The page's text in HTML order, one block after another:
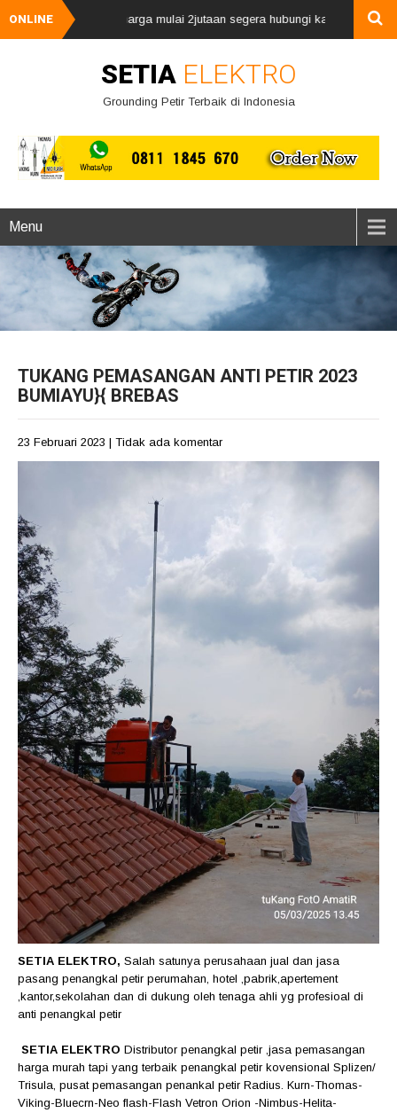
ONLINE petir, harga mulai 2jutaan segera hubungi kami via whatsApp
SETIA ELEKTRO
Grounding Petir Terbaik di Indonesia
Menu
TUKANG PEMASANGAN ANTI PETIR 2023
BUMIAYU}{ BREBAS
23 Februari 2023 | Tidak ada komentar
SETIA ELEKTRO, Salah satunya perusahaan jual dan jasa
pasang penangkal petir perumahan, hotel ,pabrik,apertement
,kantor,sekolahan dan di dukung oleh tenaga ahli yg profesioal di
anti penangkal petir
SETIA ELEKTRO Distributor penangkal petir ,jasa pemasangan
harga murah tapi yang terbaik penangkal petir kovensional Splizen/
Trisula, pusat pemasangan penankal petir Radius. Kurn-Thomas-
Viking-Bluecrn-Neo flash-Flash Vetron Orion -Nimbus-Helita-